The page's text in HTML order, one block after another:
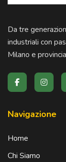
Da tre
industriali con
Milano e
Navigazione
Home
Chi Siamo